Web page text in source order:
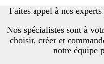
Faites appel à nos
Nos spécialistes sont à
choisir, créer et
notre équipe